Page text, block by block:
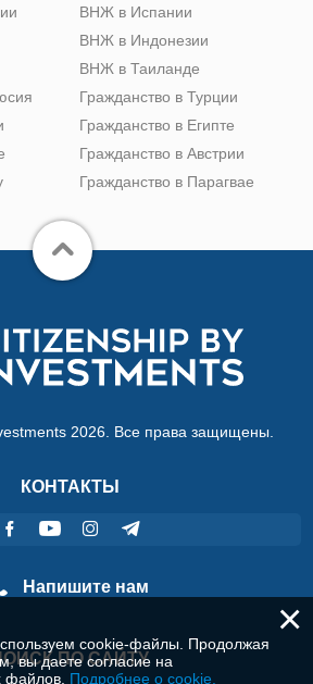
ВНЖ в Испании
ВНЖ в Индонезии
ВНЖ в Таиланде
Гражданство в Турции
Гражданство в Египте
Гражданство в Австрии
Гражданство в Парагвае
2026. Все права защищены.
КОНТАКТЫ
Напишите нам
ПО САЙТУ
×
cookie-файлы. Продолжая
вы даете согласие на
файлов. Подробнее о cookie.